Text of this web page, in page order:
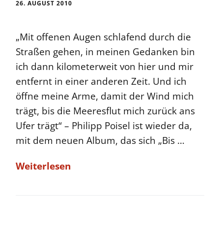
26. AUGUST 2010
„Mit offenen Augen schlafend durch die
Straßen gehen, in meinen Gedanken bin
ich dann kilometerweit von hier und mir
entfernt in einer anderen Zeit. Und ich
öffne meine Arme, damit der Wind mich
trägt, bis die Meeresflut mich zurück ans
Ufer trägt“ – Philipp Poisel ist wieder da,
mit dem neuen Album, das sich „Bis …
Weiterlesen